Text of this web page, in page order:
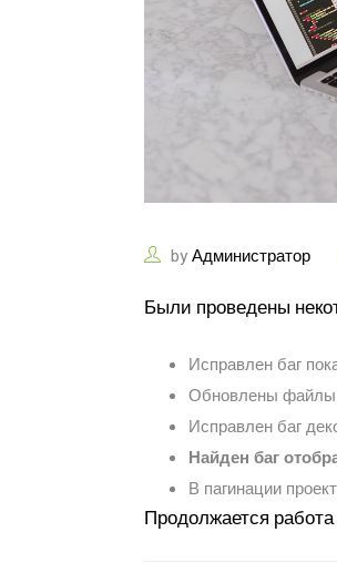
byАдминистратор
Были проведены
Исправлен баг
Обновлены файлы
Исправлен баг
Найден баг
В пагинации
Продолжается